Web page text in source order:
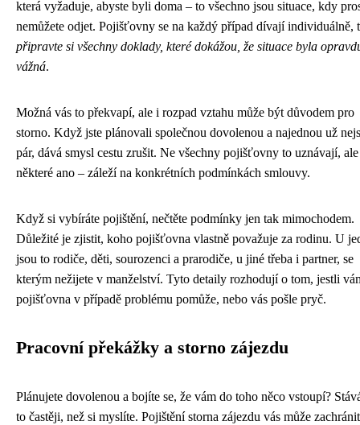
která vyžaduje, abyste byli doma – to všechno jsou situace, kdy
nemůžete odjet. Pojišťovny se na každý případ dívají individuálně,
připravte si všechny doklady, které dokážou, že situace byla
vážná.
Možná vás to překvapí, ale i rozpad vztahu může být důvodem pro
storno. Když jste plánovali společnou dovolenou a najednou už
pár, dává smysl cestu zrušit. Ne všechny pojišťovny to uznávají, ale
některé ano – záleží na konkrétních podmínkách smlouvy.
Když si vybíráte pojištění, nečtěte podmínky jen tak mimochodem.
Důležité je zjistit, koho pojišťovna vlastně považuje za rodinu. U
jsou to rodiče, děti, sourozenci a prarodiče, u jiné třeba i partner, se
kterým nežijete v manželství. Tyto detaily rozhodují o tom, jestli
pojišťovna v případě problému pomůže, nebo vás pošle pryč.
Pracovní překážky a storno zájezdu
Plánujete dovolenou a bojíte se, že vám do toho něco vstoupí?
to častěji, než si myslíte. Pojištění storna zájezdu vás může zachránit